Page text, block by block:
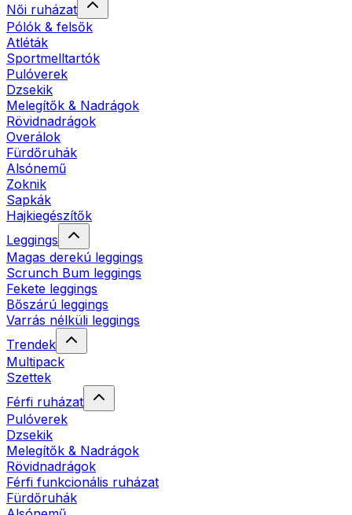
Női ruházat
Pólók & felsők
Atléták
Sportmelltartók
Pulóverek
Dzsekik
Melegítők & Nadrágok
Rövidnadrágok
Overálok
Fürdőruhák
Alsónemű
Zoknik
Sapkák
Hajkiegészítők
Leggings
Magas derekú leggings
Scrunch Bum leggings
Fekete leggings
Bőszárú leggings
Varrás nélküli leggings
Trendek
Multipack
Szettek
Férfi ruházat
Pulóverek
Dzsekik
Melegítők & Nadrágok
Rövidnadrágok
Férfi funkcionális ruházat
Fürdőruhák